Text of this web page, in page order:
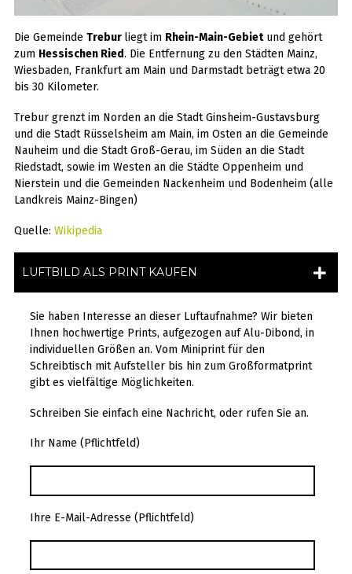
Die Gemeinde Trebur liegt im Rhein-Main-Gebietund gehört
zum Hessischen Ried. Die Entfernung zu den Städten Mainz,
Wiesbaden, Frankfurt am Main und Darmstadt beträgt etwa 20
bis 30 Kilometer.
Trebur grenzt im Norden an die Stadt Ginsheim-Gustavsburg
und die Stadt Rüsselsheim am Main, im Osten an die Gemeinde
Nauheim und die Stadt Groß-Gerau, im Süden an die Stadt
Riedstadt, sowie im Westen an die Städte Oppenheim und
Nierstein und die Gemeinden Nackenheim und Bodenheim (alle
Landkreis Mainz-Bingen)
Quelle: Wikipedia
LUFTBILD ALS PRINT KAUFEN
Sie haben Interesse an dieser Luftaufnahme? Wir bieten
Ihnen hochwertige Prints, aufgezogen auf Alu-Dibond, in
individuellen Größen an. Vom Miniprint für den
Schreibtisch mit Aufsteller bis hin zum Großformatprint
gibt es vielfältige Möglichkeiten.
Schreiben Sie einfach eine Nachricht, oder rufen Sie an.
Ihr Name (Pflichtfeld)
Ihre E-Mail-Adresse (Pflichtfeld)